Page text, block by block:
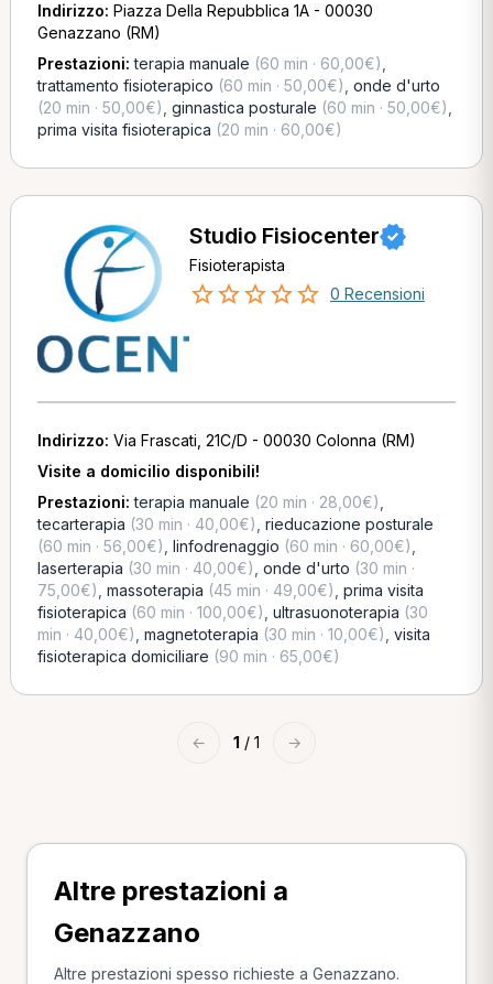
Indirizzo: Piazza Della Repubblica 1A - 00030
Genazzano (RM)
Prestazioni:terapia manuale (60 min · 60,00€)
trattamento fisioterapico (60 min · 50,00€) onde d'urto
(20 min · 50,00€) ginnastica posturale (60 min · 50,00€)
prima visita fisioterapica (20 min · 60,00€)
Studio Fisiocenter
Fisioterapista
0 Recensioni
Indirizzo: Via Frascati, 21C/D - 00030 Colonna (RM)
Visite a domicilio disponibili!
Prestazioni:terapia manuale (20 min · 28,00€)
tecarterapia (30 min · 40,00€) rieducazione posturale
(60 min · 56,00€) linfodrenaggio (60 min · 60,00€)
laserterapia (30 min · 40,00€) onde d'urto (30 min ·
75,00€) massoterapia (45 min · 49,00€) prima visita
fisioterapica (60 min · 100,00€) ultrasuonoterapia (30
min · 40,00€) magnetoterapia (30 min · 10,00€) visita
fisioterapica domiciliare (90 min · 65,00€)
← 1 / 1 →
Altre prestazioni a
Genazzano
Altre prestazioni spesso richieste a Genazzano.